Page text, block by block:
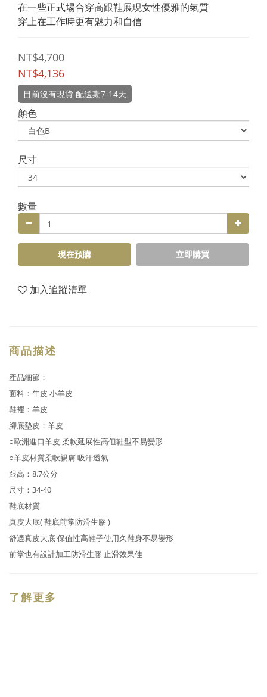
在一些正式場合穿高跟鞋展現女性優雅的氣質
穿上在工作時更有魅力和自信
NT$4,700
NT$4,136
目前沒有現貨 配送期7-14天
顏色
尺寸
數量
現在預購 立即購買
加入追蹤清單
商品描述
產品細節：
面料：牛皮 小羊皮
鞋裡：羊皮
腳底墊皮：羊皮
○歐洲進口羊皮 柔軟延展性高但鞋型不易變形
○羊皮材質柔軟親膚 吸汗透氣
跟高：8.7公分
尺寸：34-40
鞋底材質
真皮大底( 鞋底前掌防滑生膠 )
舒適真皮大底 保值性高鞋子使用久鞋身不易變形
前掌也有設計加工防滑生膠 止滑效果佳
了解更多